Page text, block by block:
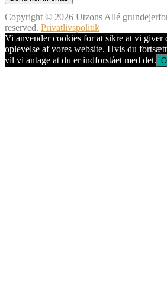
Copyright © 2026 Utzons Allé
reserved. Privatlivspolitik
Vi anvender cookies for at sikre at vi giver
oplevelse af vores website. Hvis du
vil vi antage at du er indforstået med det.